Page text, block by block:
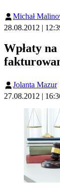
Michał
28.08.2012 |
Wpłaty
Jolanta Mazur
27.08.2012 |